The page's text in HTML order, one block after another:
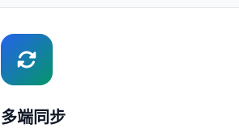
多端同步